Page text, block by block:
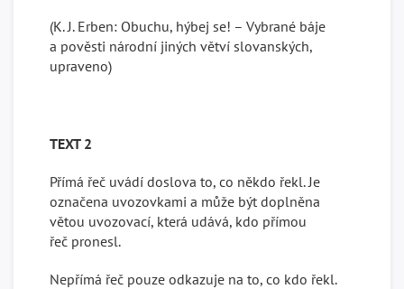
(K. J. Erben: Obuchu, hýbej se! – Vybrané báje
a pověsti národní jiných větví slovanských,
upraveno)
TEXT 2
Přímá řeč uvádí doslova to, co někdo řekl. Je
označena uvozovkami a může být doplněna
větou uvozovací, která udává, kdo přímou
řeč pronesl.
Nepřímá řeč pouze odkazuje na to, co kdo řekl.